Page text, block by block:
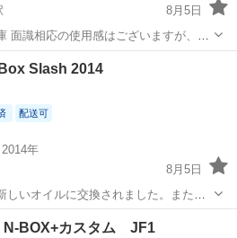
8月5日
面識相応の使用感はございますが、汚
る素性です。外装に関してはボンネッ
部分に関してはご自身で手を入れら
うが良...
Slash 2014
配送可
2014年
8月5日
しいオイルに交換されました。また、
面で携帯電話を見ることができます。
ラッシュ。2026/9/12まで車検。R8 9
スラッシュ
BOX+カスタム JF1